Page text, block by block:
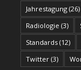
Jahrestagung(26)
Radiologie (3)
Standards(12)
Twitter(3)